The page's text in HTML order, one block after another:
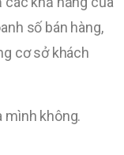
số bán hàng,
cơ sở khách
mình không.